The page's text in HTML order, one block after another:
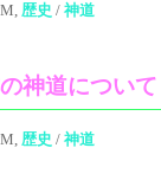
歴史 / 神道
神道につい
歴史 / 神道